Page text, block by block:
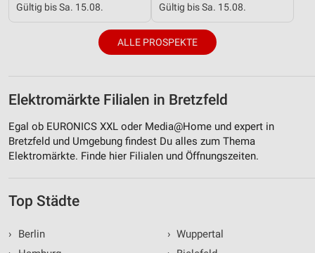
Gültig bis Sa. 15.08. Gültig bis Sa. 15.08.
ALLE PROSPEKTE
Elektromärkte Filialen in Bretzfeld
Egal ob EURONICS XXL oder Media@Home und expert in
Bretzfeld und Umgebung findest Du alles zum Thema
Elektromärkte. Finde hier Filialen und Öffnungszeiten.
Top Städte
›
Berlin
› Wuppertal